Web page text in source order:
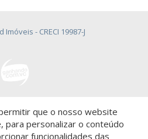
Imóveis - CRECI 19987-J
que o nosso website
para personalizar o conteúdo
funcionalidades das